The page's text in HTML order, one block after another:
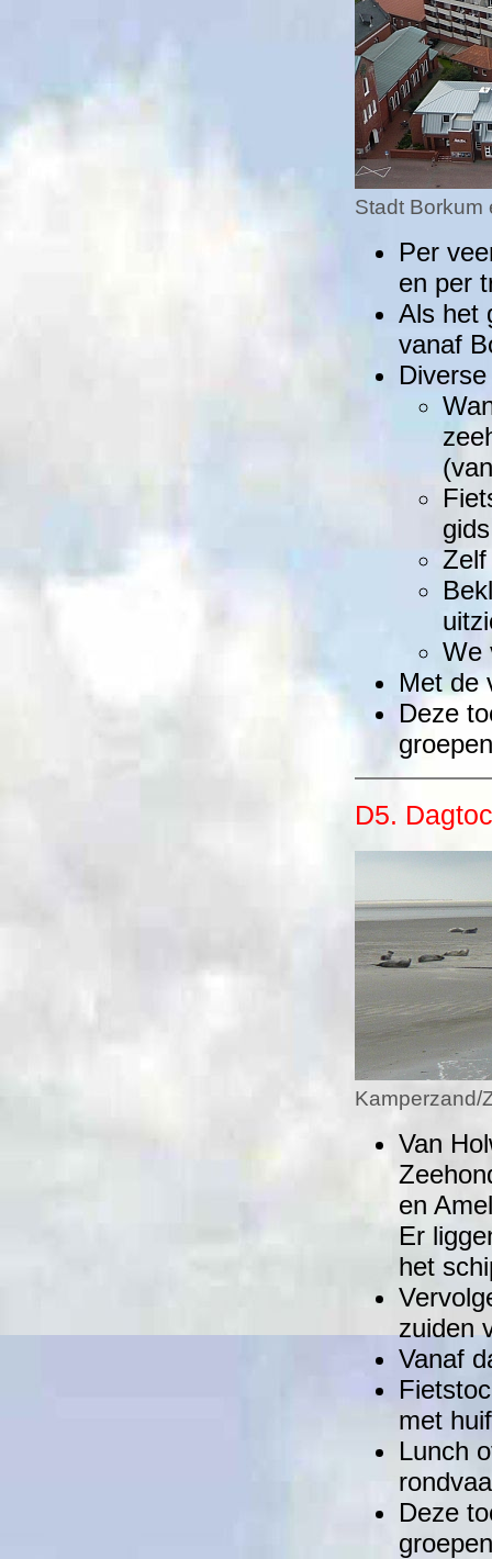
Stadt
Per
en per
Als het
vanaf
We
Met de
Deze
D5.
Kamperzand/
Van
en
Er
het
zuiden
Vanaf
met
Lunch
Deze